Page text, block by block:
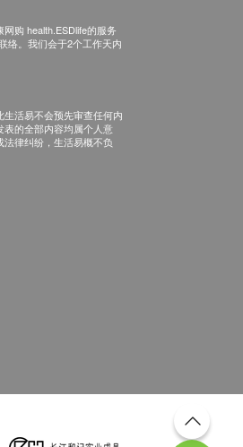
购 health.ESDlife的服务
络。我们会于2个工作天内
活易不会预先审查任何内
的全部内容均属个人意
律纠纷，生活易概不负